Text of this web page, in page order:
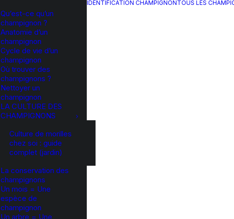
Qu’est-ce qu’un
champignon ?
Anatomie d’un
champignon
Cycle de vie d’un
champignon
Où trouver des
champignons ?
Nettoyer un
champignon
LA CULTURE DES
CHAMPIGNONS
Culture de morilles
chez soi : guide
complet (jardin)
La conservation des
champignons
Un mois = Une
espèce de
champignon
Un arbre = Une
IDENTIFICATION CHAMPIGNONTOUS LES